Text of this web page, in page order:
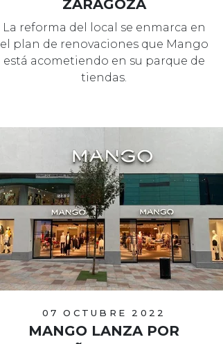
ZARAGOZA
La reforma del local se enmarca en
el plan de renovaciones que Mango
está acometiendo en su parque de
tiendas.
07 OCTUBRE 2022
MANGO LANZA POR